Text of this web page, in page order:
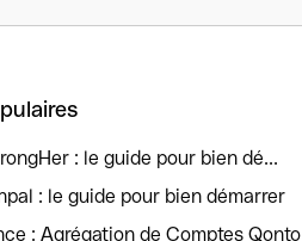
: le guide pour bien dé...
: le guide pour bien démarrer
: Agrégation de Comptes Qonto